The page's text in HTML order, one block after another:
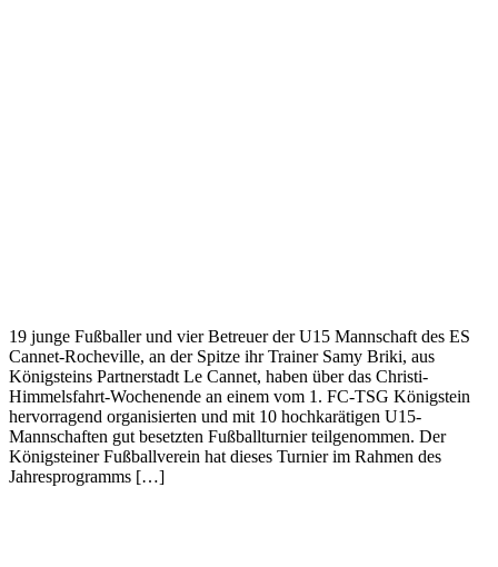
19 junge Fußballer und vier Betreuer der U15 Mannschaft des ES
Cannet-Rocheville, an der Spitze ihr Trainer Samy Briki, aus
Königsteins Partnerstadt Le Cannet, haben über das Christi-
Himmelsfahrt-Wochenende an einem vom 1. FC-TSG Königstein
hervorragend organisierten und mit 10 hochkarätigen U15-
Mannschaften gut besetzten Fußballturnier teilgenommen. Der
Königsteiner Fußballverein hat dieses Turnier im Rahmen des
Jahresprogramms […]